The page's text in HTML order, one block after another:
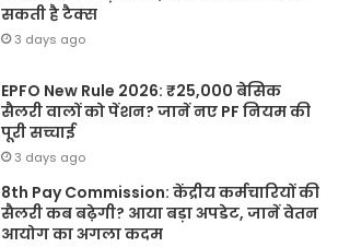
सकती है टैक्स
3 days ago
EPFO New Rule 2026: ₹25,000 बेसिक
सैलरी वालों को पेंशन? जानें नए PF नियम की
पूरी सच्चाई
3 days ago
8th Pay Commission: केंद्रीय कर्मचारियों की
सैलरी कब बढ़ेगी? आया बड़ा अपडेट, जानें वेतन
आयोग का अगला कदम